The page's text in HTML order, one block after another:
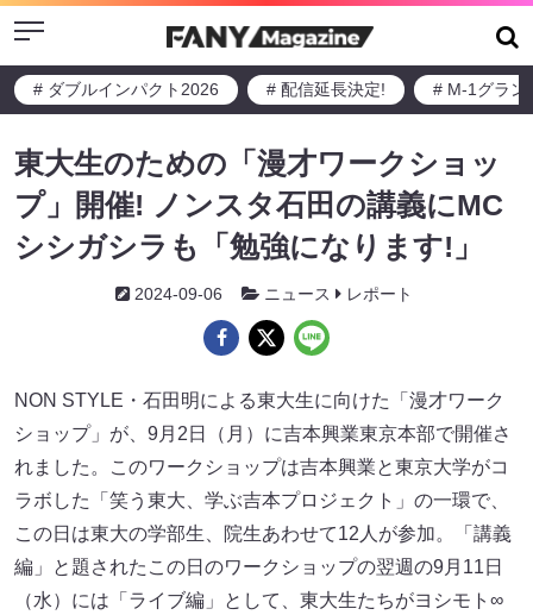
Menu
# ダブルインパクト2026 # 配信延長決定! # M-1グラン
東大生のための「漫才ワークショッ
プ」開催! ノンスタ石田の講義にMC
シシガシラも「勉強になります!」
2024-09-06 ニュース レポート
NON STYLE・石田明による東大生に向けた「漫才ワーク
ショップ」が、9月2日（月）に吉本興業東京本部で開催さ
れました。このワークショップは吉本興業と東京大学がコ
ラボした「笑う東大、学ぶ吉本プロジェクト」の一環で、
この日は東大の学部生、院生あわせて12人が参加。「講義
編」と題されたこの日のワークショップの翌週の9月11日
（水）には「ライブ編」として、東大生たちがヨシモト∞